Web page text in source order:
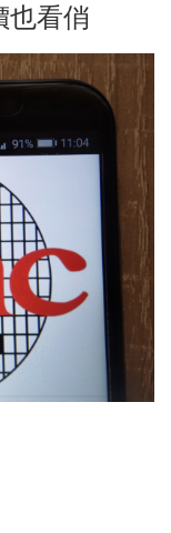
也看俏